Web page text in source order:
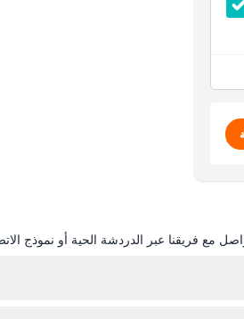
فريقنا عبر الدردشة الحية أو نموذج